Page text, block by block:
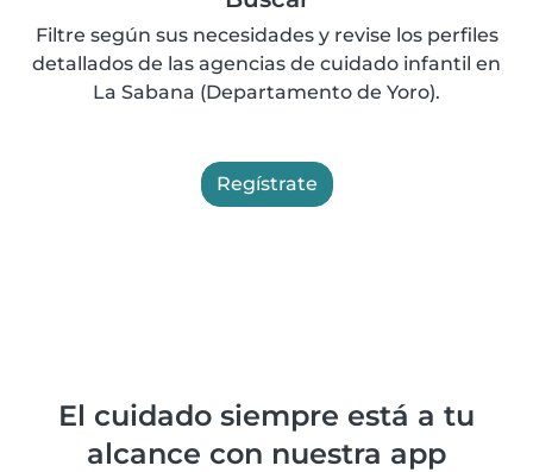
Filtre según sus necesidades y revise los perfiles
detallados de las agencias de cuidado infantil en
La Sabana (Departamento de Yoro).
Regístrate
El cuidado siempre está a tu
alcance con nuestra app